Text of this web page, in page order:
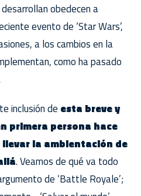
obedecen a
evento de ‘Star Wars’,
a los cambios en la
como ha pasado
inclusión de esta breve y
primera persona hace
la ambientación de
. Veamos de qué va todo
de ‘Battle Royale’;